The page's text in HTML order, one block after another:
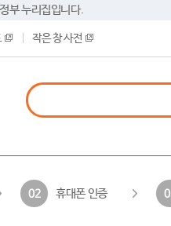
부 누리집입니다.
작은 창 사전
02 휴대폰 인증